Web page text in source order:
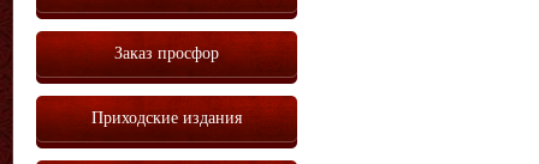
Заказ просфор
Приходские издания